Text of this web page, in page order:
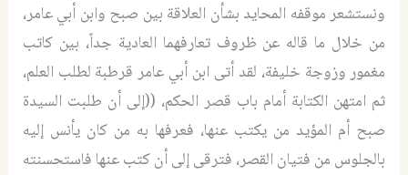
ونستشعر موقفه المحايد بشأن العلاقة بين صبح وابن أبي عامر،
من خلال ما قاله عن ظروف تعارفهما العادية جداً، بين كاتب
مغمور وزوجة خليفة، لقد أتى ابن أبي عامر قرطبة لطلب العلم،
ثم امتهن الكتابة أمام باب قصر الحكم، ((إلى أن طلبت السيدة
صبح أم المؤيد من يكتب عنها، فعرفها به من كان يأنس إليه
بالجلوس من فتيان القصر، فترقى إلى أن كتب عنها فاستحسنته